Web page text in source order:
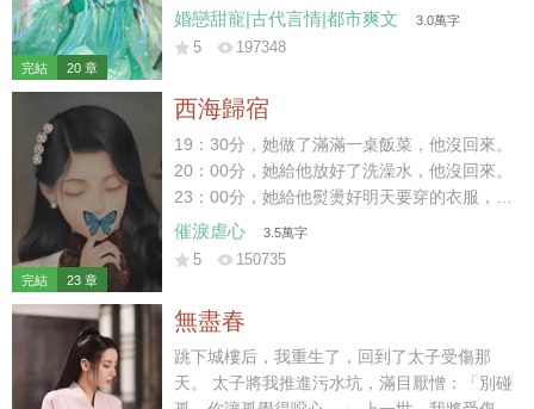
完結 20 章
京內治安不好，我哥：休年假，勿擾。 戶部沒
錢，我娘：窮，借不了。 新帝暴怒：你們算什
了。 白月光二哥被新帝拎出去探案，三天嚇傻
了。 白月光她娘為了給女兒撐場面，棺材本都
借沒了。 喲呼~一直擺爛，一直爽~~~
婚戀甜寵|古代言情|都市爽文 3.0萬字
5 197348
完結 23 章
西海歸宿
19：30分，她做了滿滿一桌飯菜，他沒回來。
20：00分，她給他放好了洗澡水，他沒回來。
23：00分，她給他熨燙好明天要穿的衣服，他
沒回來。 23：59分，她守著一桌早已涼透的
飯菜和一個空蕩蕩的家。 門外突然傳來響聲，
于是他便每天最後一秒踏入家門，絕不會多一
分一秒。 童潔走上前，按照往常那樣幫他把脫
下的西服掛起來，“飯菜已經準備好了，我去給
催淚虐心 3.5萬字
5 150735
無盡春
跳下城樓后，我重生了，回到了太子受傷那
天。 太子將我推進污水坑，滿目厭憎：「別碰